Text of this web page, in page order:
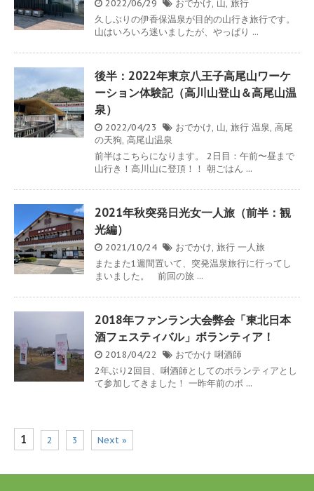
2022/06/29 おでかけ, 山, 旅行
久しぶりの伊香保温泉が目的の山行き旅行です。
山はいろいろ迷いましたが、やっぱり ...
後半：2022年東京八王子高尾山ワーケ
ーション体験記（高川山登山＆高尾山温
泉）
2022/04/23 おでかけ, 山, 旅行 温泉, 高尾
の天狗, 高尾山温泉
前半はこちらになります。 2日目：午前〜昼まで
山行き！高川山に登頂！！ 朝ごはん ...
2021年秋突発日光女一人旅（前半：観
光編）
2021/10/24 おでかけ, 旅行 一人旅
またまた1週間置いて、突発温泉旅行に行ってし
まいました。 前回の旅 ...
2018年ファンラン大会弊会「東北日本
酒フェスティバル」ボランティア！
2018/04/22 おでかけ 唎酒師
2年ぶり2回目、唎酒師としてのボランティアとし
て参加してきました！ 一昨年前のボ ...
1 2 3 Next »